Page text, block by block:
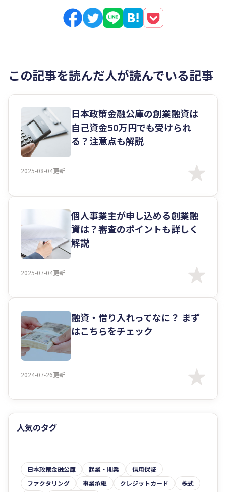
この記事を読んだ人が読んでいる記事
2025-08-04更新
日本政策金融公庫の創業融資は
自己資金50万円でも受けられ
る？注意点も解説
2025-07-04更新
個人事業主が申し込める創業融
資は？審査のポイントも詳しく
解説
2024-07-26更新
融資・借り入れってなに？ まず
はこちらをチェック
人気のタグ
日本政策金融公庫 起業・開業
信用保証
ファクタリング
事業承継 クレジットカード
株式